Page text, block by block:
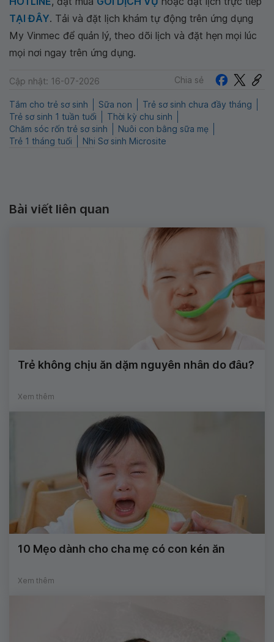
TẠI ĐÂY. Tải và đặt lịch khám tự động trên ứng dụng
My Vinmec để quản lý, theo dõi lịch và đặt hẹn mọi lúc
mọi nơi ngay trên ứng dụng.
Cập nhật: 16-07-2026 Chia sẻ
Tắm cho trẻ sơ sinh Sữa non
Trẻ sơ sinh chưa đầy tháng
Trẻ sơ sinh 1 tuần tuổi
Thời kỳ chu sinh
Chăm sóc rốn trẻ sơ sinh
Nuôi con bằng sữa mẹ
Trẻ 1 tháng tuổi
Nhi Sơ sinh Microsite
Bài viết liên quan
Trẻ không chịu ăn dặm nguyên nhân do đâu?
Xem thêm
10 Mẹo dành cho cha mẹ có con kén ăn
Xem thêm